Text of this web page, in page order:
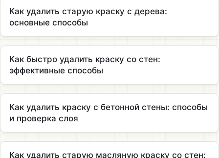
Как удалить старую краску с дерева:
основные способы
Как быстро удалить краску со стен:
эффективные способы
Как удалить краску с бетонной стены: способы
и проверка слоя
Как удалить старую масляную краску со стен: